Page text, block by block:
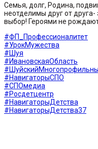
Семья, долг, Родина,
неотделимы друг от
выбор! Героями не
#ФП_Профессионалитет
#УрокМужества
#Шуя
#ИвановскаяОбласть
#НавигаторыСПО
#СПОмедиа
#Росдетцентр
#НавигаторыДетства
#НавигаторыДетства37